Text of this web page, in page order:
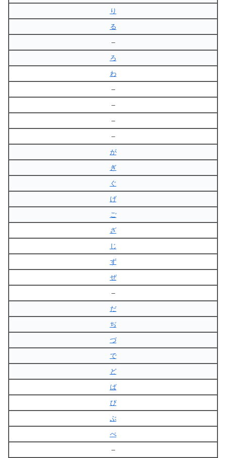
り
る
–
ろ
わ
–
–
–
–
が
ぎ
ぐ
げ
ご
ざ
じ
ず
ぜ
–
だ
ぢ
づ
で
ど
ば
び
ぶ
べ
–